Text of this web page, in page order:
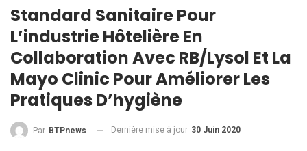
Standard Sanitaire Pour
L’industrie Hôtelière En
Collaboration Avec RB/Lysol Et La
Mayo Clinic Pour Améliorer Les
Pratiques D’hygiène
Par BTPnews Dernière mise à jour 30 Juin 2020